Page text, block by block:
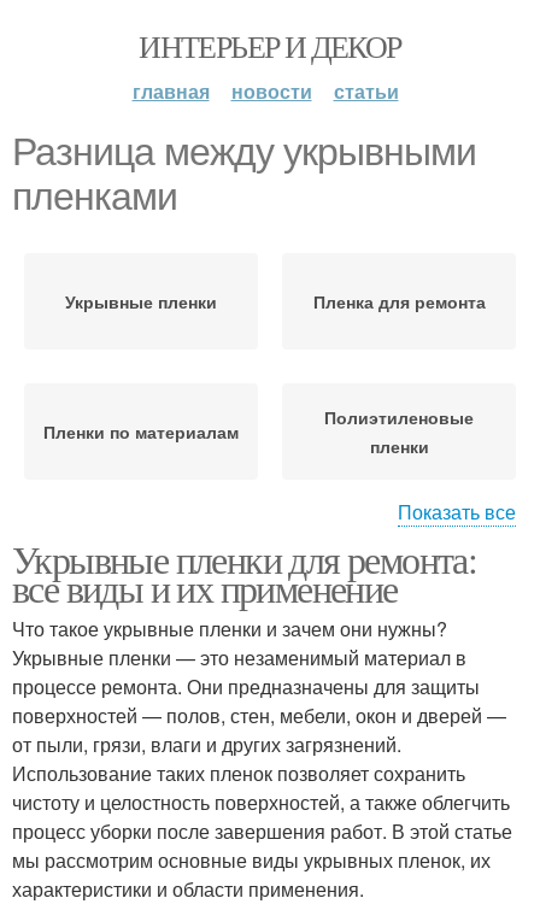
ИНТЕРЬЕР И ДЕКОР
главная новости статьи
Разница между укрывными
пленками
Укрывные пленки Пленка для ремонта
Пленки по материалам
Полиэтиленовые
пленки
Клеевые пленки Антистатические пленки
Различия между
пленками
Пленка для конкретной
поверхности
Пленки для окон
Пленки перед
традиционными
материалами
Показать все
Укрывные пленки для ремонта:
все виды и их применение
Что такое укрывные пленки и зачем они нужны?
Укрывные пленки — это незаменимый материал в
процессе ремонта. Они предназначены для защиты
поверхностей — полов, стен, мебели, окон и дверей —
от пыли, грязи, влаги и других загрязнений.
Использование таких пленок позволяет сохранить
чистоту и целостность поверхностей, а также облегчить
процесс уборки после завершения работ. В этой статье
мы рассмотрим основные виды укрывных пленок, их
характеристики и области применения.